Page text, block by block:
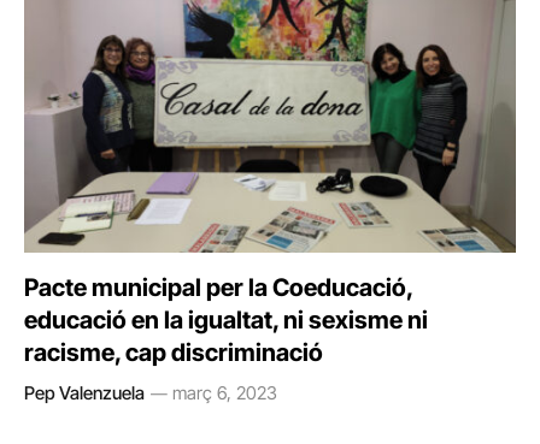
Pacte municipal per la Coeducació,
educació en la igualtat, ni sexisme ni
racisme, cap discriminació
Pep Valenzuela març 6, 2023